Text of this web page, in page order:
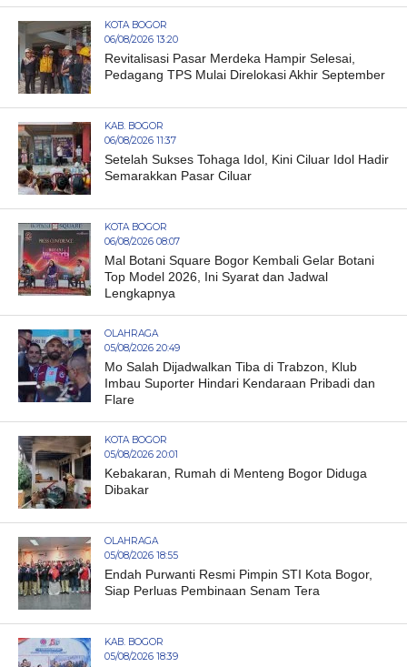
KOTA BOGOR
06/08/2026 13:20
Revitalisasi Pasar Merdeka Hampir Selesai,
Pedagang TPS Mulai Direlokasi Akhir September
KAB. BOGOR
06/08/2026 11:37
Setelah Sukses Tohaga Idol, Kini Ciluar Idol Hadir
Semarakkan Pasar Ciluar
KOTA BOGOR
06/08/2026 08:07
Mal Botani Square Bogor Kembali Gelar Botani
Top Model 2026, Ini Syarat dan Jadwal
Lengkapnya
OLAHRAGA
05/08/2026 20:49
Mo Salah Dijadwalkan Tiba di Trabzon, Klub
Imbau Suporter Hindari Kendaraan Pribadi dan
Flare
KOTA BOGOR
05/08/2026 20:01
Kebakaran, Rumah di Menteng Bogor Diduga
Dibakar
OLAHRAGA
05/08/2026 18:55
Endah Purwanti Resmi Pimpin STI Kota Bogor,
Siap Perluas Pembinaan Senam Tera
KAB. BOGOR
05/08/2026 18:39